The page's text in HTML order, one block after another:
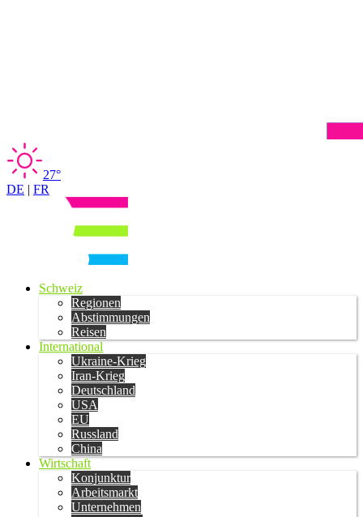
27°
DE | FR
Schweiz
Regionen
Abstimmungen
Reisen
International
Ukraine-Krieg
Iran-Krieg
Deutschland
USA
EU
Russland
China
Wirtschaft
Konjunktur
Arbeitsmarkt
Unternehmen